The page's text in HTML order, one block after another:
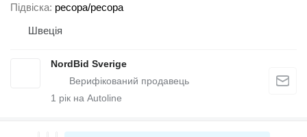
Підвіска ресора/ресора
Швеція
NordBid Sverige
1 рік на Autoline